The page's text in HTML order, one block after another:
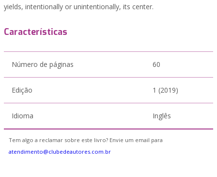
yields, intentionally or unintentionally, its center.
Características
Número de páginas 60
Edição 1 (2019)
Idioma Inglês
Tem algo a reclamar sobre este livro? Envie um email para
atendimento@clubedeautores.com.br